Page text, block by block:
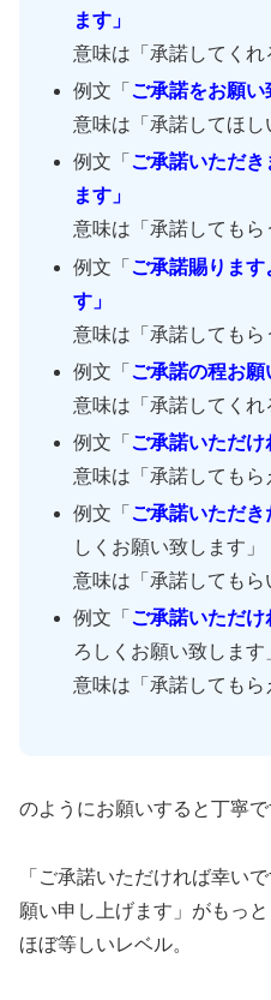
ます」
意味は「承諾してくれ
例文「 ご承諾をお願い
意味は「承諾してほし
例文「 ご承諾いただ
ます」
意味は「承諾してもら
例文「 ご承諾賜ります
す」
意味は「承諾してもら
例文「 ご承諾の程お願
意味は「承諾してくれ
例文「 ご承諾いただけ
意味は「承諾してもら
例文「 ご承諾いただ
しくお願い致します」
意味は「承諾してもら
例文「 ご承諾いただ
ろしくお願い致します
意味は「承諾してもら
のようにお願いすると丁寧で
「ご承諾いただければ幸い
願い申し上げます」がもっ
ほぼ等しいレベル。